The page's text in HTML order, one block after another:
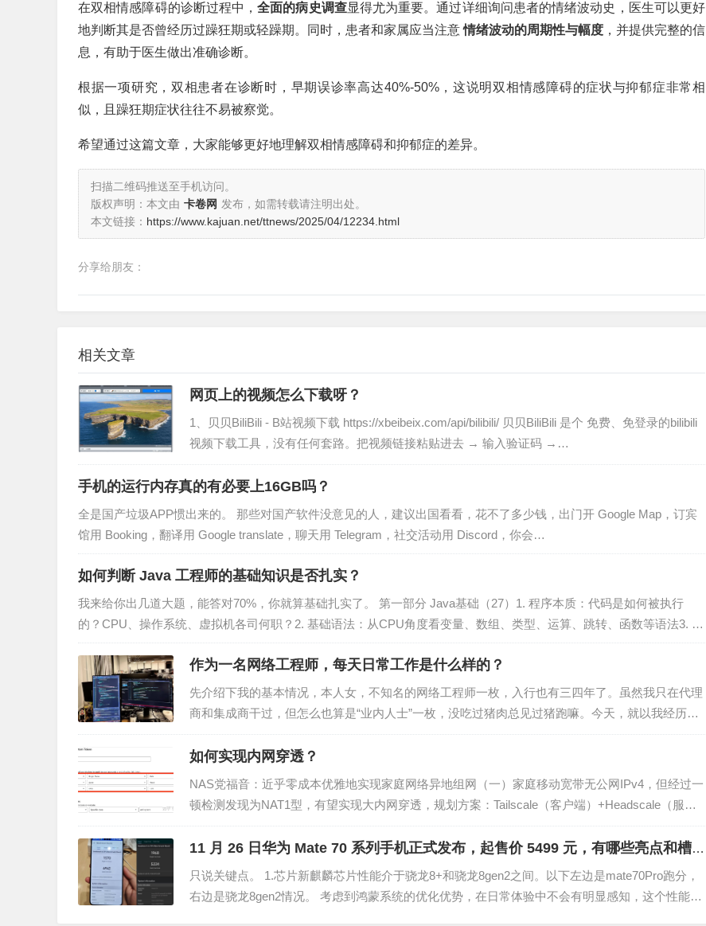
在双相情感障碍的诊断过程中，全面的病史调查显得尤为重要。通过详细询问患者的情绪波动史，医生可以更好
地判断其是否曾经历过躁狂期或轻躁期。同时，患者和家属应当注意情绪波动的周期性与幅度 ，并提供完整的信
息，有助于医生做出准确诊断。
根据一项研究，双相患者在诊断时，早期误诊率高达40%-50%，这说明双相情感障碍的症状与抑郁症非常相
似，且躁狂期症状往往不易被察觉。
希望通过这篇文章，大家能够更好地理解双相情感障碍和抑郁症的差异。
扫描二维码推送至手机访问。
版权声明：本文由 卡卷网 发布，如需转载请注明出处。
本文链接： https://www.kajuan.net/ttnews/2025/04/12234.html
分享给朋友：
相关文章
网页上的视频怎么下载呀？
1、贝贝BiliBili - B站视频下载 https://xbeibeix.com/api/bilibili/ 贝贝BiliBili 是个 免费、免登录的bilibili
视频下载工具，没有任何套路。把视频链接粘贴进去 → 输入验证码 →…
手机的运行内存真的有必要上16GB吗？
全是国产垃圾APP惯出来的。 那些对国产软件没意见的人，建议出国看看，花不了多少钱，出门开 Google Map，订宾
馆用 Booking，翻译用 Google translate，聊天用 Telegram，社交活动用 Discord，你会…
如何判断 Java 工程师的基础知识是否扎实？
我来给你出几道大题，能答对70%，你就算基础扎实了。 第一部分 Java基础（27）1. 程序本质：代码是如何被执行
的？CPU、操作系统、虚拟机各司何职？2. 基础语法：从CPU角度看变量、数组、类型、运算、跳转、函数等语法3. 引
用类型：…
作为一名网络工程师，每天日常工作是什么样的？
先介绍下我的基本情况，本人女，不知名的网络工程师一枚，入行也有三四年了。虽然我只在代理
商和集成商干过，但怎么也算是“业内人士”一枚，没吃过猪肉总见过猪跑嘛。今天，就以我经历
过，或者了解过的网络工程师，来给大家介绍一下到底每天的工作日常是什么…
如何实现内网穿透？
NAS党福音：近乎零成本优雅地实现家庭网络异地组网（一）家庭移动宽带无公网IPv4，但经过一
顿检测发现为NAT1型，有望实现大内网穿透，规划方案：Tailscale（客户端）+Headscale（服务
端）+Derp（中继）+Cloudfla…
11 月 26 日华为 Mate 70 系列手机正式发布，起售价 5499 元，有哪些亮点和槽
点？
只说关键点。 1.芯片新麒麟芯片性能介于骁龙8+和骁龙8gen2之间。以下左边是mate70Pro跑分，
右边是骁龙8gen2情况。 考虑到鸿蒙系统的优化优势，在日常体验中不会有明显感知，这个性能满